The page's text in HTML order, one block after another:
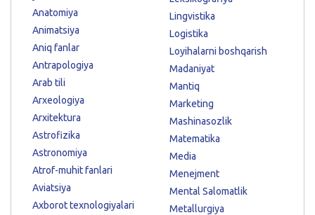
Anatomiya
Animatsiya
Aniq fanlar
Antrapologiya
Arab tili
Arxeologiya
Arxitektura
Astrofizika
Astronomiya
Atrof-muhit fanlari
Aviatsiya
Axborot texnologiyalari
Lingvistika
Logistika
Loyihalarni boshqarish
Madaniyat
Mantiq
Marketing
Mashinasozlik
Matematika
Media
Menejment
Mental Salomatlik
Metallurgiya